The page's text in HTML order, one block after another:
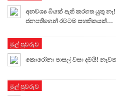
අනවශ්‍ය බියක් ඇති කරගත යුතු
ජනපතිගෙන් රටටම සහතිකයක්…
මුල් පුවරුව
කොරෝනා පාසල් වසා දමයි!
මුල් පුවරුව